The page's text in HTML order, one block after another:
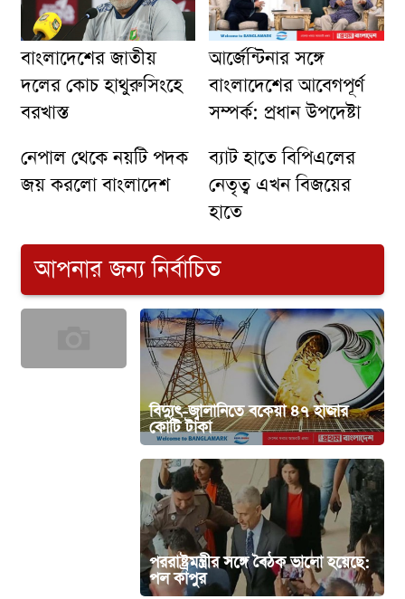
বাংলাদেশের জাতীয়
দলের কোচ হাথুরুসিংহে
বরখাস্ত
আর্জেন্টিনার সঙ্গে
বাংলাদেশের আবেগপূর্ণ
সম্পর্ক: প্রধান উপদেষ্টা
নেপাল থেকে নয়টি পদক
জয় করলো বাংলাদেশ
ব্যাট হাতে বিপিএলের
নেতৃত্ব এখন বিজয়ের
হাতে
আপনার জন্য নির্বাচিত
বিদ্যুৎ-জ্বালানিতে বকেয়া ৪৭ হাজার
কোটি টাকা
পররাষ্ট্রমন্ত্রীর সঙ্গে বৈঠক ভালো হয়েছে:
পল কাপুর